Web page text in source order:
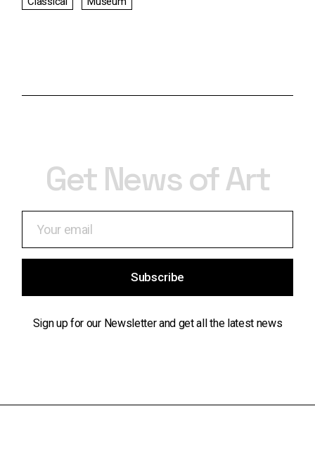
Get News of Art
Subscribe
Sign up for our Newsletter and get all the latest news